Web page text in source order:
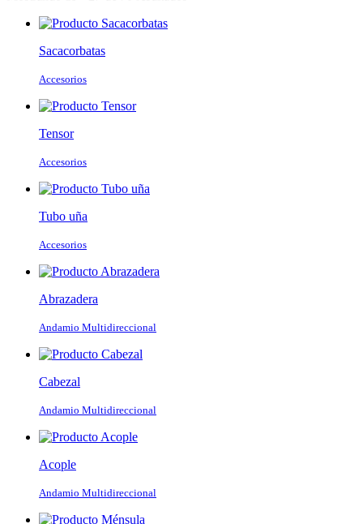
Sacacorbatas
Accesorios
Tensor
Accesorios
Tubo uña
Accesorios
Abrazadera
Andamio Multidireccional
Cabezal
Andamio Multidireccional
Acople
Andamio Multidireccional